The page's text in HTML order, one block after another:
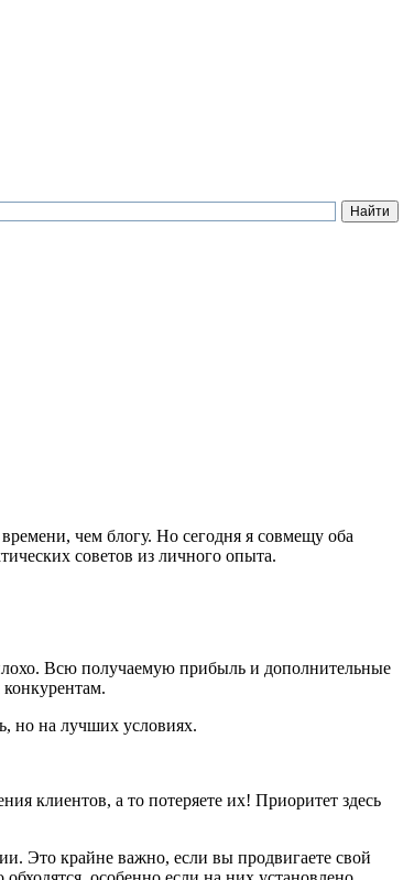
чем блогу. Но сегодня я совмещу оба
советов из личного опыта.
Всю получаемую прибыль и дополнительные
но на лучших условиях.
клиентов, а то потеряете их! Приоритет здесь
Это крайне важно, если вы продвигаете свой